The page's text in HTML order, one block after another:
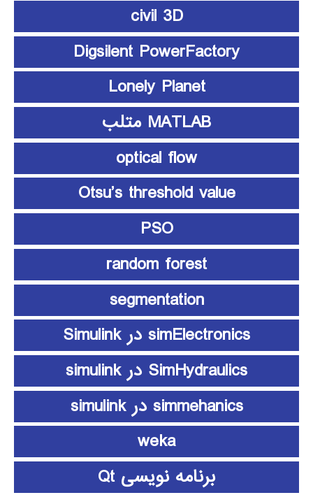
civil 3D
Digsilent PowerFactory
Lonely Planet
MATLAB متلب
optical flow
Otsu’s threshold value
PSO
random forest
segmentation
simElectronics در Simulink
SimHydraulics در simulink
simmehanics در simulink
weka
برنامه نویسی Qt